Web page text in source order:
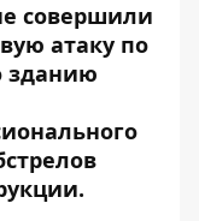
совершили
атаку по
зданию